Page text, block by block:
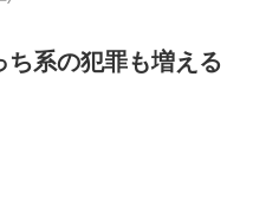
系の犯罪も増える